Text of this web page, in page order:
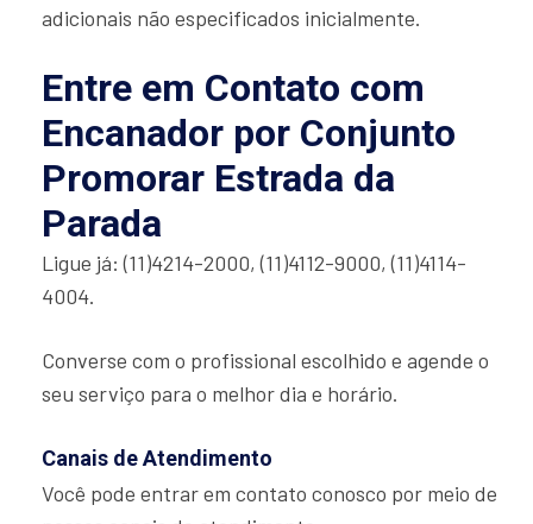
adicionais não especificados inicialmente.
Entre em Contato com
Encanador por Conjunto
Promorar Estrada da
Parada
Ligue já: (11)4214-2000, (11)4112-9000, (11)4114-
4004.
Converse com o profissional escolhido e agende o
seu serviço para o melhor dia e horário.
Canais de Atendimento
Você pode entrar em contato conosco por meio de